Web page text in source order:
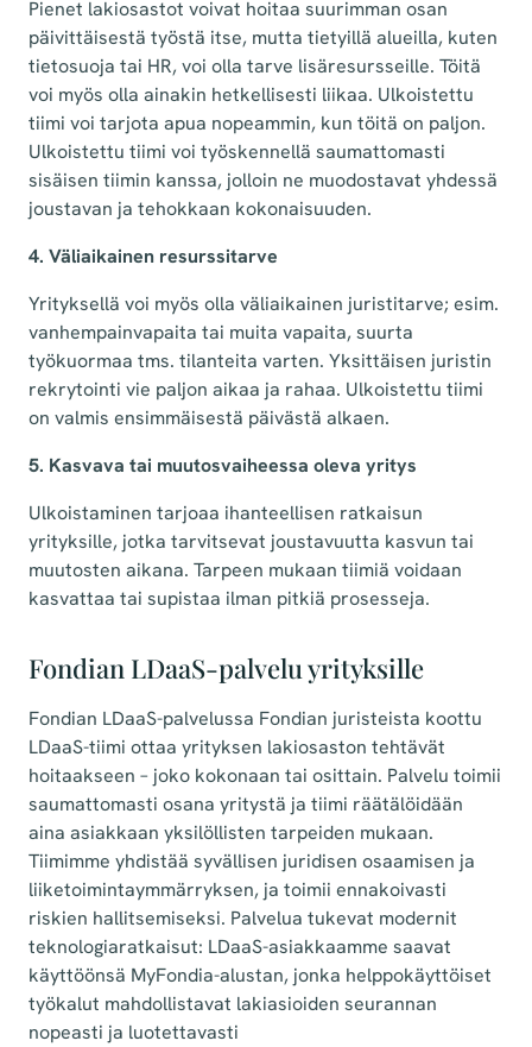
Pienet lakiosastot voivat hoitaa suurimman osan
päivittäisestä työstä itse, mutta tietyillä alueilla, kuten
tietosuoja tai HR, voi olla tarve lisäresursseille. Töitä
voi myös olla ainakin hetkellisesti liikaa. Ulkoistettu
tiimi voi tarjota apua nopeammin, kun töitä on paljon.
Ulkoistettu tiimi voi työskennellä saumattomasti
sisäisen tiimin kanssa, jolloin ne muodostavat yhdessä
joustavan ja tehokkaan kokonaisuuden.
4. Väliaikainen resurssitarve
Yrityksellä voi myös olla väliaikainen juristitarve; esim.
vanhempainvapaita tai muita vapaita, suurta
työkuormaa tms. tilanteita varten. Yksittäisen juristin
rekrytointi vie paljon aikaa ja rahaa. Ulkoistettu tiimi
on valmis ensimmäisestä päivästä alkaen.
5. Kasvava tai muutosvaiheessa oleva yritys
Ulkoistaminen tarjoaa ihanteellisen ratkaisun
yrityksille, jotka tarvitsevat joustavuutta kasvun tai
muutosten aikana. Tarpeen mukaan tiimiä voidaan
kasvattaa tai supistaa ilman pitkiä prosesseja.
Fondian LDaaS-palvelu yrityksille
Fondian LDaaS-palvelussa Fondian juristeista koottu
LDaaS-tiimi ottaa yrityksen lakiosaston tehtävät
hoitaakseen – joko kokonaan tai osittain. Palvelu toimii
saumattomasti osana yritystä ja tiimi räätälöidään
aina asiakkaan yksilöllisten tarpeiden mukaan.
Tiimimme yhdistää syvällisen juridisen osaamisen ja
liiketoimintaymmärryksen, ja toimii ennakoivasti
riskien hallitsemiseksi. Palvelua tukevat modernit
teknologiaratkaisut: LDaaS-asiakkaamme saavat
käyttöönsä MyFondia-alustan, jonka helppokäyttöiset
työkalut mahdollistavat lakiasioiden seurannan
nopeasti ja luotettavasti